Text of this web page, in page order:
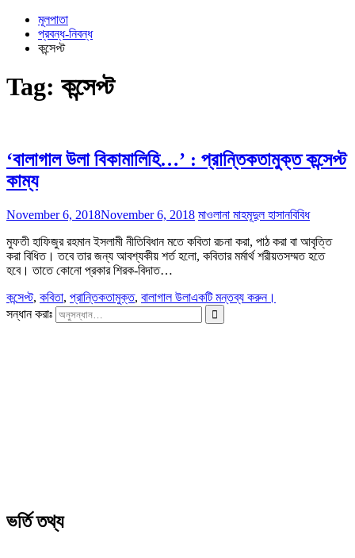
মূলপাতা
প্রবন্ধ-নিবন্ধ
কন্সেপ্ট
Tag: কন্সেপ্ট
‘বালাগাল উলা বিকামালিহি…’ : প্রান্তিকতামুক্ত কন্সেপ্ট
কাম্য
November 6, 2018November 6, 2018 মাওলানা মাহমূদুল হাসানবিবিধ
মুফতী হাফিজুর রহমান ইসলামী নীতিবিধান মতে কবিতা রচনা করা, পাঠ করা বা আবৃত্তি
করা বিধিত। তবে তার জন্য আবশ্যকীয় শর্ত হলো, কবিতার মর্মার্থ শরীয়তসম্মত হতে
হবে। তাতে কোনো প্রকার শিরক-বিদাত…
কন্সেপ্ট, কবিতা, প্রান্তিকতামুক্ত, বালাগাল উলাএকটি মন্তব্য করুন।
সন্ধান করাঃ
ভর্তি তথ্য